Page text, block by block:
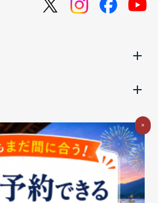
ウェブアクセシビリティの取り組み
×